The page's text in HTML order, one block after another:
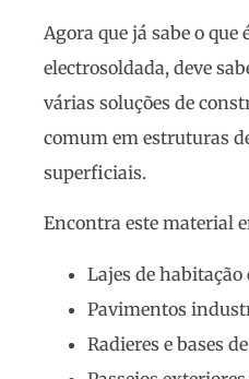
Agora que já sabe o que
electrosoldada, deve
várias soluções de
comum em estruturas
superficiais.
Encontra este material
Lajes de
Pavimentos
Radieres e bases